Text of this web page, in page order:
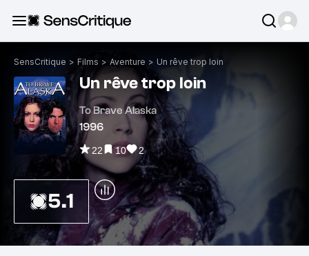
SensCritique > Films > Aventure > Un rêve trop loin
Un rêve trop loin
To Brave Alaska
1996
22 10 2
5.1